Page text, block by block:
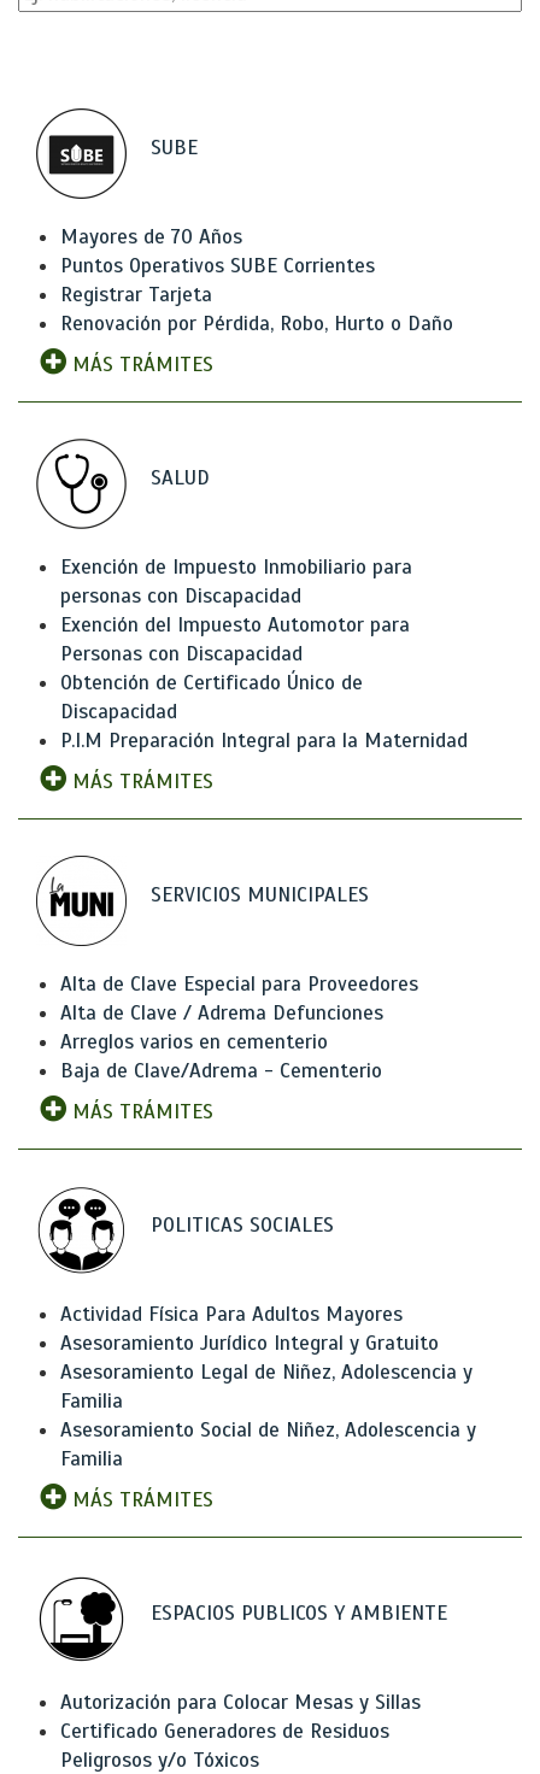
SUBE
Mayores de 70 Años
Puntos Operativos SUBE Corrientes
Registrar Tarjeta
Renovación por Pérdida, Robo, Hurto o Daño
MÁS TRÁMITES
SALUD
Exención de Impuesto Inmobiliario para
personas con Discapacidad
Exención del Impuesto Automotor para
Personas con Discapacidad
Obtención de Certificado Único de
Discapacidad
P.I.M Preparación Integral para la Maternidad
MÁS TRÁMITES
SERVICIOS MUNICIPALES
Alta de Clave Especial para Proveedores
Alta de Clave / Adrema Defunciones
Arreglos varios en cementerio
Baja de Clave/Adrema - Cementerio
MÁS TRÁMITES
POLITICAS SOCIALES
Actividad Física Para Adultos Mayores
Asesoramiento Jurídico Integral y Gratuito
Asesoramiento Legal de Niñez, Adolescencia y
Familia
Asesoramiento Social de Niñez, Adolescencia y
Familia
MÁS TRÁMITES
ESPACIOS PUBLICOS Y AMBIENTE
Autorización para Colocar Mesas y Sillas
Certificado Generadores de Residuos
Peligrosos y/o Tóxicos